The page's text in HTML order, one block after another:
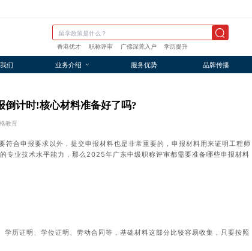
香港优才 职称评审 广佛深莞入户 学历提升
们 业务介绍 服务优势 品牌传播
倒计时!核心材料准备好了吗?
教育
符合申报要求以外，提交申报材料也是非常重要的，申报材料用来证明工程师
专业技术水平能力，那么2025年广东中级职称评审都需要准备哪些申报材料
学历证明、学位证明、劳动合同等，基础材料这部分比较容易收集，只要按照